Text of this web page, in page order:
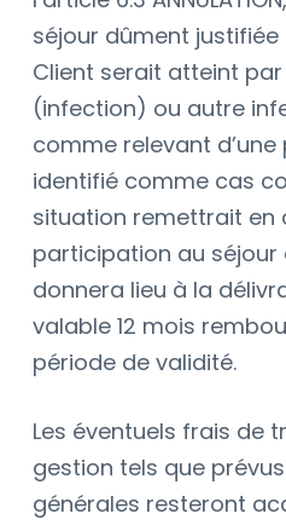
séjour dûment
Client serait atteint par
(infection) ou autre
comme relevant
identifié comme cas
situation remettrait en
participation au séjour
donnera lieu à la
valable 12 mois
période de validité.
Les éventuels frais de
gestion tels que
générales resteront